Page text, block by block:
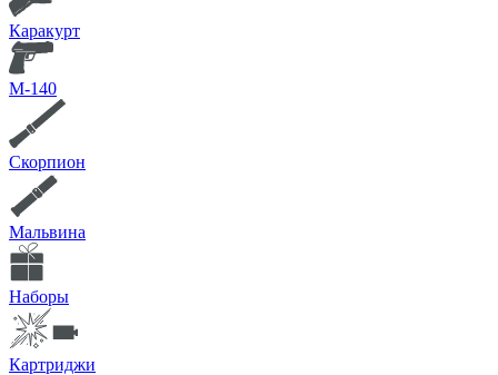
Каракурт
М-140
Скорпион
Мальвина
Наборы
Картриджи